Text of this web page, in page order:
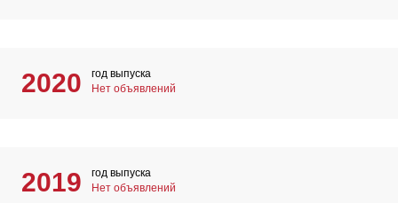
2020
год выпуска
Нет объявлений
2019
год выпуска
Нет объявлений